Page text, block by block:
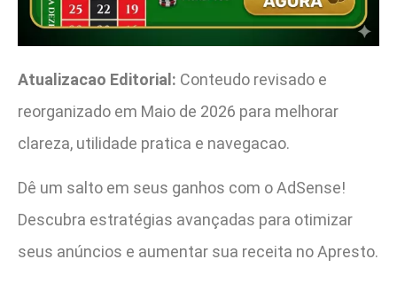
Atualizacao Editorial: Conteudo revisado e
reorganizado em Maio de 2026 para melhorar
clareza, utilidade pratica e navegacao.
Dê um salto em seus ganhos com o AdSense!
Descubra estratégias avançadas para otimizar
seus anúncios e aumentar sua receita no Apresto.